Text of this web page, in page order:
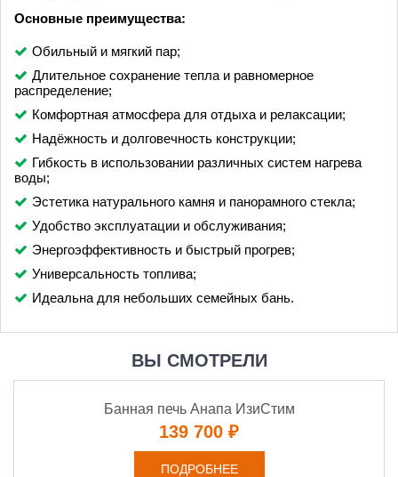
Основные преимущества:
Обильный и мягкий пар;
Длительное сохранение тепла и равномерное
распределение;
Комфортная атмосфера для отдыха и релаксации;
Надёжность и долговечность конструкции;
Гибкость в использовании различных систем нагрева
воды;
Эстетика натурального камня и панорамного стекла;
Удобство эксплуатации и обслуживания;
Энергоэффективность и быстрый прогрев;
Универсальность топлива;
Идеальна для небольших семейных бань.
ВЫ СМОТРЕЛИ
Банная печь Анапа ИзиСтим
139 700 ₽
ПОДРОБНЕЕ